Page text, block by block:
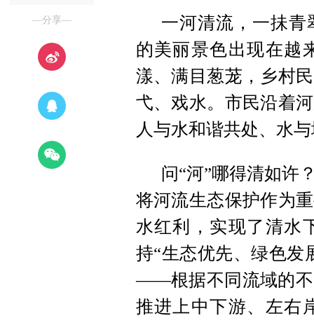
—分享—
一河清流，一抺
的美丽景色出现在越
漾、满目葱茏，乡村
弋、戏水。市民沿着
人与水和谐共处、水
问“河”哪得清如许
将河流生态保护作为
水红利，实现了清水
持“生态优先、绿色发
——根据不同流域的不
推进上中下游、左右